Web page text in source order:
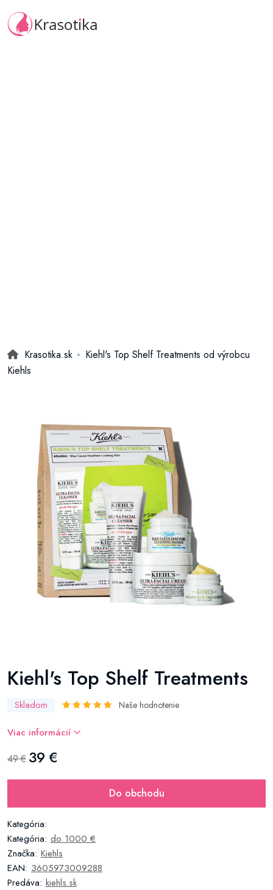
Krasotika.sk
Kiehl's Top Shelf Treatments od výrobcu
Kiehls
Kiehl's Top Shelf Treatments
Skladom Naše hodnotenie
Viac informácií
49 € 39 €
Do obchodu
Kategória:
Kategória: do 1000 €
Značka: Kiehls
EAN: 3605973009288
Predáva: kiehls.sk